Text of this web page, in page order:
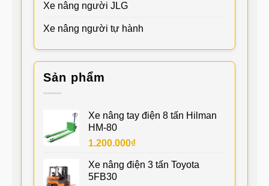
Xe nâng người JLG
Xe nâng người tự hành
Sản phẩm
Xe nâng tay điện 8 tấn Hilman
HM-80
1.200.000₫
Xe nâng điện 3 tấn Toyota
5FB30